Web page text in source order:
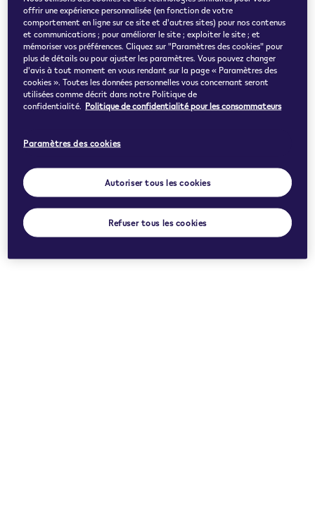
offrir une expérience personnalisée (en fonction de votre
comportement en ligne sur ce site et d'autres sites) pour nos contenus
et communications ; pour améliorer le site ; exploiter le site ; et
mémoriser vos préférences. Cliquez sur "Paramètres des cookies" pour
plus de détails ou pour ajuster les paramètres. Vous pouvez changer
d'avis à tout moment en vous rendant sur la page « Paramètres des
cookies ». Toutes les données personnelles vous concernant seront
utilisées comme décrit dans notre Politique de
confidentialité. Politique de confidentialité pour les consommateurs
Paramètres des cookies
Autoriser tous les cookies
Refuser tous les cookies